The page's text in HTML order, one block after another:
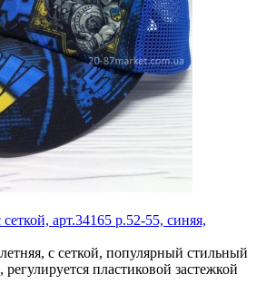
сеткой, арт.34165 р.52-55, синяя,
с сеткой, популярный стильный
пластиковой застежкой